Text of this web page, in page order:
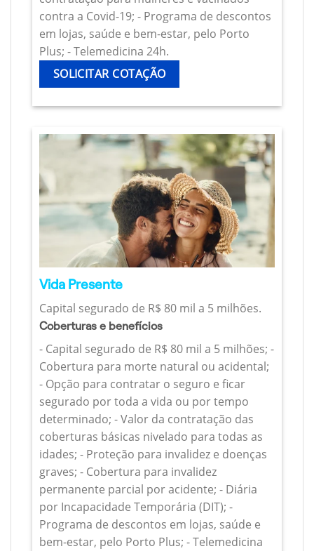
contra a Covid-19; - Programa de descontos
em lojas, saúde e bem-estar, pelo Porto
Plus; - Telemedicina 24h.
SOLICITAR COTAÇÃO
Vida Presente
Capital segurado de R$ 80 mil a 5 milhões.
Coberturas e benefícios
- Capital segurado de R$ 80 mil a 5 milhões; -
Cobertura para morte natural ou acidental;
- Opção para contratar o seguro e ficar
segurado por toda a vida ou por tempo
determinado; - Valor da contratação das
coberturas básicas nivelado para todas as
idades; - Proteção para invalidez e doenças
graves; - Cobertura para invalidez
permanente parcial por acidente; - Diária
por Incapacidade Temporária (DIT); -
Programa de descontos em lojas, saúde e
bem-estar, pelo Porto Plus; - Telemedicina